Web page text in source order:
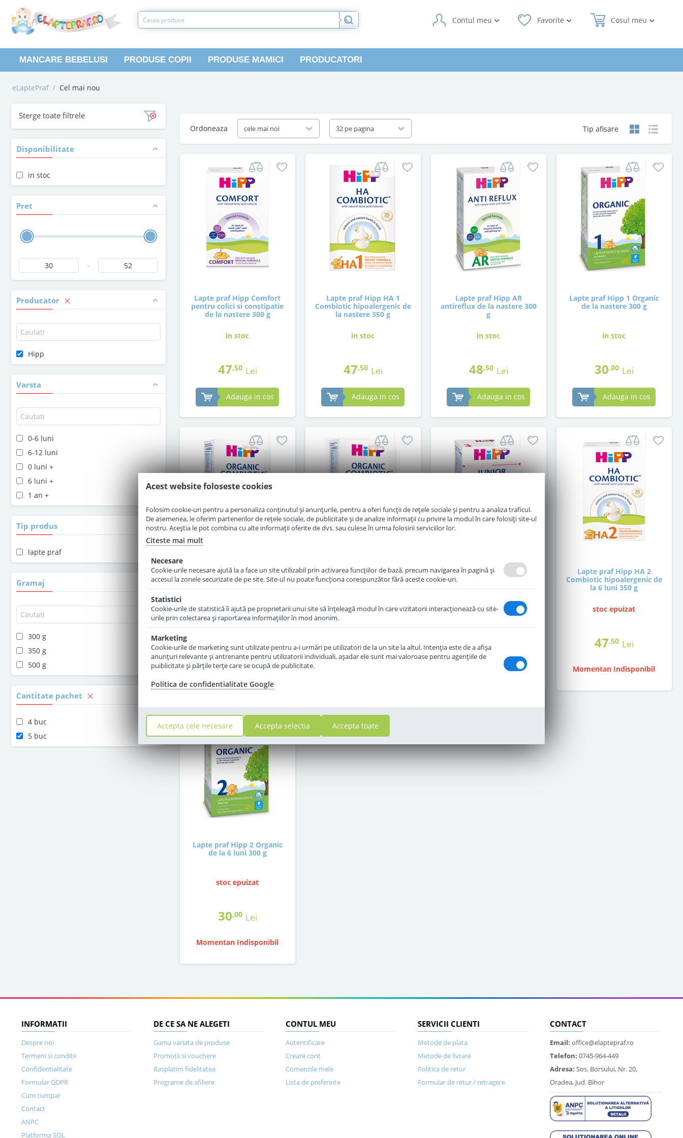
Cosul meu
Favorite
Contul meu
MANCARE BEBELUSI PRODUSE COPII PRODUSE MAMICI PRODUCATORI
eLaptePraf / Cel mai nou
Sterge toate filtrele
Disponibilitate
in stoc
Pret
-
Producator
Hipp
Varsta
0-6 luni
6-12 luni
0 luni +
6 luni +
1 an +
Tip produs
lapte praf
Gramaj
300 g
350 g
500 g
Cantitate pachet
4 buc
5 buc
Tip afisare
Ordoneaza cele mai noi 32 pe pagina
Lapte praf Hipp Comfort
pentru colici si constipatie
de la nastere 300 g
in stoc
47,50 Lei
Adauga in cos
Lapte praf Hipp HA 1
Combiotic hipoalergenic de
la nastere 350 g
in stoc
47,50 Lei
Adauga in cos
Lapte praf Hipp AR
antireflux de la nastere 300
g
in stoc
48,50 Lei
Adauga in cos
Lapte praf Hipp 1 Organic
de la nastere 300 g
in stoc
30,00 Lei
Adauga in cos
Lapte praf Hipp 1 Organic
Combiotic de la nastere 300
in stoc
36 Lei
Adauga in cos
Lapte praf Hipp 2 Organic
Combiotic de la 6 luni 300 g
in stoc
37 Lei
Lapte praf Hipp 3 Junior
Combiotic de la 1 an 500 g
in stoc
51
Adauga in cos
Lapte praf Hipp HA 2
Combiotic hipoalergenic de
la 6 luni 350 g
stoc epuizat
47,50 Lei
Momentan Indisponibil
Lapte praf Hipp 2 Organic
de la 6 luni 300 g
stoc epuizat
30,00 Lei
Momentan Indisponibil
INFORMATII
Despre noi
Termeni si conditii
Confidentialitate
Formular GDPR
Cum cumpar
Contact
ANPC
Platforma SOL
DE CE SA NE ALEGETI
Gama variata de produse
Promotii si vouchere
Rasplatim fidelitatea
Programe de afiliere
CONTUL MEU
Autentificare
Creare cont
Comenzile mele
Lista de preferinte
SERVICII CLIENTI
Metode de plata
Metode de livrare
Politica de retur
Formular de retur / retragere
CONTACT
Email: office@elaptepraf.ro
Telefon: 0745-964-449
Adresa: Sos. Borsului, Nr. 20,
Oradea, Jud. Bihor
Acest website foloseste cookies
Folosim cookie-uri pentru a personaliza conținutul și anunțurile, pentru a oferi funcții de rețele sociale și pentru a analiza traficul.
De asemenea, le oferim partenerilor de rețele sociale, de publicitate și de analize informații cu privire la modul în care folosiți site-ul
nostru. Aceștia le pot combina cu alte informații oferite de dvs. sau culese în urma folosirii serviciilor lor.
Citeste mai mult
Necesare
Cookie-urile necesare ajută la a face un site utilizabil prin activarea funcţiilor de bază, precum navigarea în pagină şi
accesul la zonele securizate de pe site. Site-ul nu poate funcţiona corespunzător fără aceste cookie-uri.
Statistici
Cookie-urile de statistică îi ajută pe proprietarii unui site să înţeleagă modul în care vizitatorii interacţionează cu site-
urile prin colectarea şi raportarea informaţiilor în mod anonim.
Marketing
Cookie-urile de marketing sunt utilizate pentru a-i urmări pe utilizatori de la un site la altul. Intenţia este de a afişa
anunţuri relevante şi antrenante pentru utilizatorii individuali, aşadar ele sunt mai valoroase pentru agenţiile de
puiblicitate şi părţile terţe care se ocupă de publicitate.
Politica de confidentialitate Google
Accepta cele necesare Accepta selectia Accepta toate